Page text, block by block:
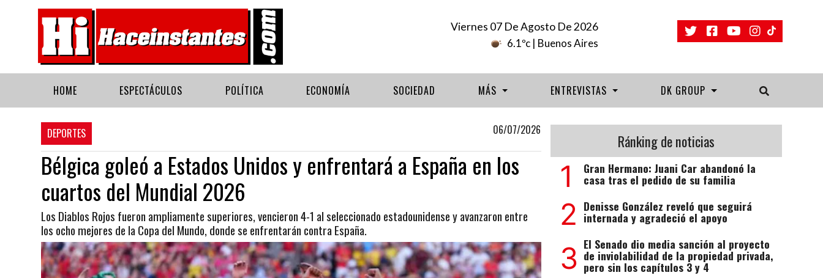
Viernes 07 De Agosto De 2026
6.1ºc | Buenos Aires
HOME ESPECTÁCULOS POLÍTICA ECONOMÍA SOCIEDAD MÁS ENTREVISTAS DK GROUP
DEPORTES 06/07/2026
Bélgica goleó a Estados Unidos y enfrentará a España en los
cuartos del Mundial 2026
Los Diablos Rojos fueron ampliamente superiores, vencieron 4-1 al seleccionado estadounidense y avanzaron entre
los ocho mejores de la Copa del Mundo, donde se enfrentarán contra España.
Ránking de noticias
1 Gran Hermano: Juani Car abandonó la
casa tras el pedido de su familia
2 Denisse González reveló que seguirá
internada y agradeció el apoyo
3 El Senado dio media sanción al proyecto
de inviolabilidad de la propiedad privada,
pero sin los capítulos 3 y 4